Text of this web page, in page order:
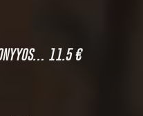
… 11.5 €